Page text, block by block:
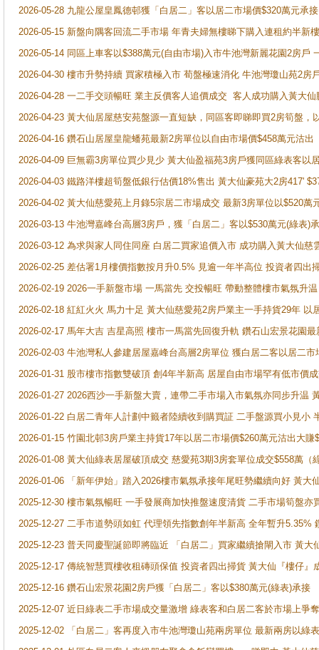
2026-05-28 九龍公屋皇鳳德邨獲「白居二」客以居二市場價$320萬元承接
2026-05-15 新盤向隅客回流二手市場 年青夫婦無樓睇下購入連租約半新
2026-05-14 同區上車客以$388萬元(自由市場)入市牛池灣新麗花園2房戶
2026-04-30 樓市升勢持續 買家積極入市 荀盤極速消化 牛池灣瓊山苑2房
2026-04-28 一二手交頭暢旺 業主反價客人追價成交 客人成功購入黃大
2026-04-23 黃大仙居屋慈安苑盤源一直短缺，同區客即睇即買2房筍盤，
2026-04-16 鑽石山居屋皇龍蟠苑最新2房單位以自由市場價$458萬元沽出
2026-04-09 巨無霸3房單位買少見少 黃大仙盈福苑3房戶獲同區綠表客以
2026-04-03 鐵路洋樓超筍盤低銀行估價18%售出 黃大仙豪苑大2房417'
2026-04-02 黃大仙慈愛苑上月錄5宗居二市場成交 最新3房單位以$520萬
2026-03-13 牛池灣嘉峰台高層3房戶，獲「白居二」客以$530萬元(綠表)
2026-03-12 為求與家人同住同座 白居二買家追價入市 成功購入黃大仙
2026-02-25 差估署1月樓價指數按月升0.5% 見逾一年半高位 投資者四
2026-02-19 2026一手新盤市場 一馬當先 交投暢旺 帶動整體樓市氣氛升
2026-02-18 紅紅火火 馬力十足 黃大仙慈愛苑2房戶業主一手持貨29年 以
2026-02-17 馬年大吉 吉星高照 樓市一馬當先回復升軌 鑽石山宏景花園
2026-02-03 牛池灣私人參建居屋嘉峰台高層2房單位 獲白居二客以居二市
2026-01-31 股市樓市指數雙破頂 創4年半新高 居屋自由市場罕有低市價
2026-01-27 2026西沙一手新盤大賣，連帶二手市場入市氣氛亦同步升温
2026-01-22 白居二青年人計劃中籤者陸續收到購買証 二手盤源買小見小
2026-01-15 竹園北邨3房戶業主持貨17年以居二市場價$260萬元沽出大賺
2026-01-08 黃大仙綠表居屋破頂成交 慈愛苑3期3房套單位成交$558萬（
2026-01-06 「新年伊始」踏入2026樓市氣氛承接年尾旺勢繼續向好 黃
2025-12-30 樓市氣氛暢旺 一手發展商加快推盤速度清貨 二手市場筍盤
2025-12-27 二手市道勢頭如虹 代理領先指數創年半新高 全年暫升5.35%
2025-12-23 普天同慶聖誕節即將臨近 「白居二」買家繼續搶閘入市 黃
2025-12-17 傳統智慧買樓收租磚頭保值 投資者四出掃貨 黃大仙『樓仔
2025-12-16 鑽石山宏景花園2房戶獲「白居二」客以$380萬元(綠表)承接
2025-12-07 近日綠表二手市場成交量激增 綠表客和白居二客於市場上
2025-12-02 「白居二」客再度入市牛池灣瓊山苑兩房單位 最新兩房以綠